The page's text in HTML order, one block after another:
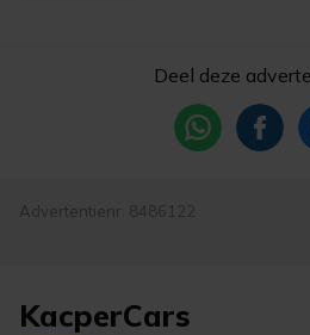
Deel deze
Advertentienr. 8486122
KacperCars